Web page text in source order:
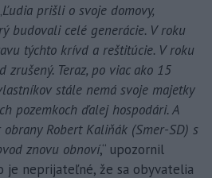
Ľudia prišli o svoje domovy,
budovali celé generácie. V roku
týchto krívd a reštitúcie. V roku
Teraz, po viac ako 15
stále nemá svoje majetky
pozemkoch ďalej hospodári. A
Robert Kaliňák (Smer-SD) s
znovu obnoví,“ upozornil
je neprijateľné, že sa obyvatelia